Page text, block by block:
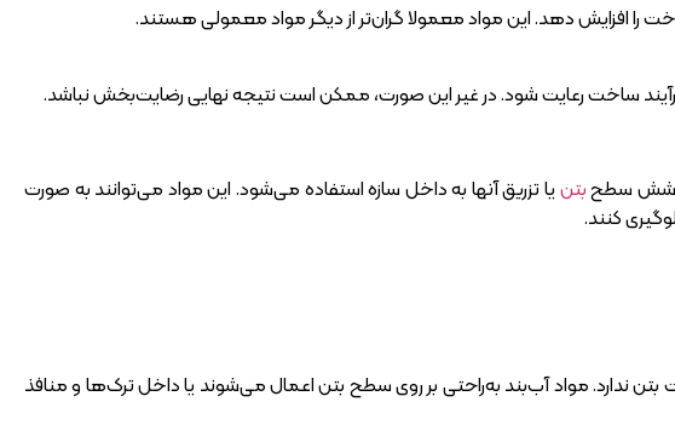
را افزایش دهد. این مواد معمولا گران‌تر از دیگر مواد معمولی هستند.
ساخت رعایت شود. در غیر این صورت، ممکن است نتیجه نهایی رضایت‌بخش نباشد.
پوشش سطحبتنیا تزریق آنها به داخل سازه استفاده می‌شود. این مواد می‌توانند به صورت
کنند.
ندارد. مواد آب‌بند به‌راحتی بر روی سطح بتن اعمال می‌شوند یا داخل ترک‌ها و منافذ